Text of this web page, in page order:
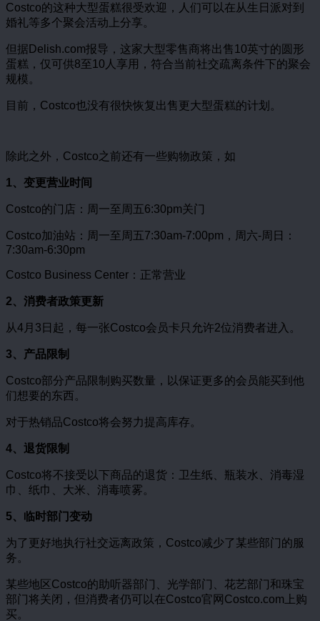
Costco的这种大型蛋糕很受欢迎，人们可以在从生日派对到
婚礼等多个聚会活动上分享。
但据Delish.com报导，这家大型零售商将出售10英寸的圆形
蛋糕，仅可供8至10人享用，符合当前社交疏离条件下的聚会
规模。
目前，Costco也没有很快恢复出售更大型蛋糕的计划。
除此之外，Costco之前还有一些购物政策，如
1、变更营业时间
Costco的门店：周一至周五6:30pm关门
Costco加油站：周一至周五7:30am-7:00pm，周六-周日：
7:30am-6:30pm
Costco Business Center：正常营业
2、消费者政策更新
从4月3日起，每一张Costco会员卡只允许2位消费者进入。
3、产品限制
Costco部分产品限制购买数量，以保证更多的会员能买到他
们想要的东西。
对于热销品Costco将会努力提高库存。
4、退货限制
Costco将不接受以下商品的退货：卫生纸、瓶装水、消毒湿
巾、纸巾、大米、消毒喷雾。
5、临时部门变动
为了更好地执行社交远离政策，Costco减少了某些部门的服
务。
某些地区Costco的助听器部门、光学部门、花艺部门和珠宝
部门将关闭，但消费者仍可以在Costco官网Costco.com上购
买。